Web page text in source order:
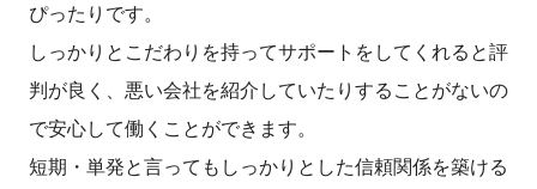
ぴったりです。
しっかりとこだわりを持ってサポートをしてくれると評
判が良く、悪い会社を紹介していたりすることがないの
で安心して働くことができます。
短期・単発と言ってもしっかりとした信頼関係を築ける